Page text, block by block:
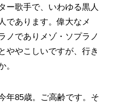
ー歌手で、いわゆる黒人
であります。偉大なメ
ノでありメゾ・ソプラノ
ややこしいですが、行き
。
年85歳。ご高齢です。そ